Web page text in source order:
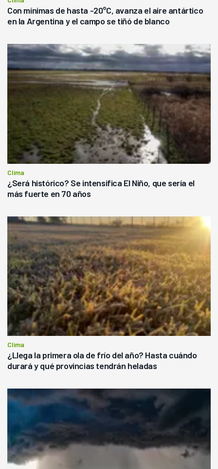
Con mínimas de hasta -20°C, avanza el aire antártico
en la Argentina y el campo se tiñó de blanco
Clima
¿Será histórico? Se intensifica El Niño, que sería el
más fuerte en 70 años
Clima
¿Llega la primera ola de frío del año? Hasta cuándo
durará y qué provincias tendrán heladas